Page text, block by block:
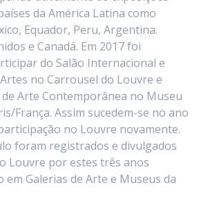
da América Latina como
Equador, Peru, Argentina.
e Canadá. Em 2017 foi
do Salão Internacional e
no Carrousel do Louvre e
Arte Contemporânea no Museu
França. Assim sucedem-se no ano
no Louvre novamente.
foram registrados e divulgados
Louvre por estes três anos
em Galerias de Arte e Museus da